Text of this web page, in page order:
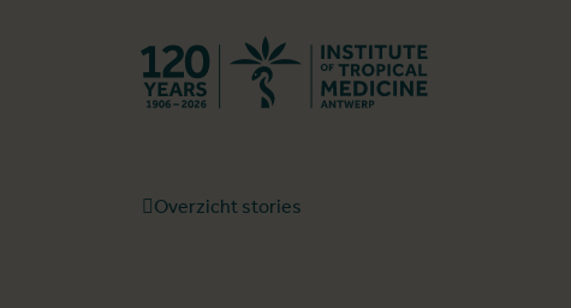
Overzicht stories